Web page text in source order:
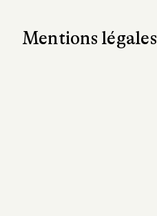
Mentions légales